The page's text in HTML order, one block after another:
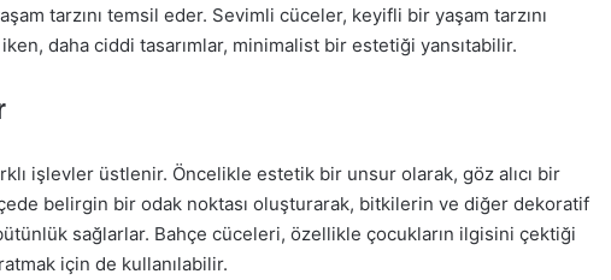
tarzını temsil eder. Sevimli cüceler, keyifli bir yaşam tarzını
daha ciddi tasarımlar, minimalist bir estetiği yansıtabilir.
işlevler üstlenir. Öncelikle estetik bir unsur olarak, göz alıcı bir
belirgin bir odak noktası oluşturarak, bitkilerin ve diğer dekoratif
sağlarlar. Bahçe cüceleri, özellikle çocukların ilgisini çektiği
için de kullanılabilir.